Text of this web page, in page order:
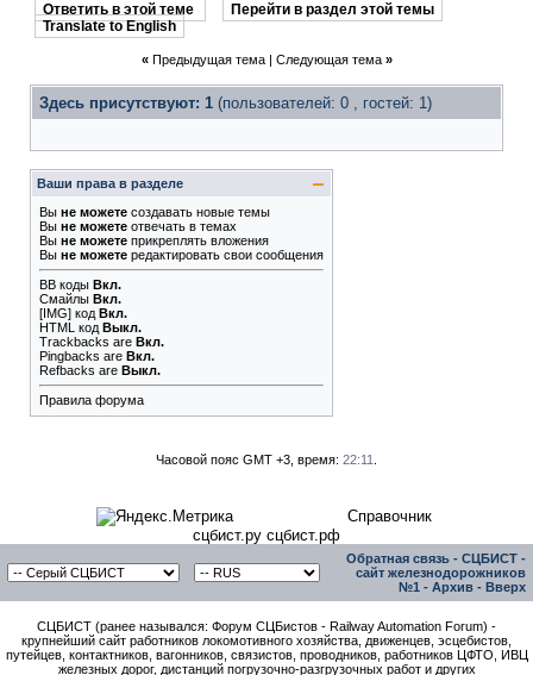
Ответить в этой теме
Перейти в раздел этой темы
Translate to English
« Предыдущая тема| Следующая тема »
Здесь присутствуют: 1 (пользователей: 0 , гостей: 1)
Ваши права в разделе
Вы не можете создавать новые темы
Вы не можете отвечать в темах
Вы не можете прикреплять вложения
Вы не можете редактировать свои сообщения
BB коды Вкл.
Смайлы Вкл.
[IMG] код Вкл.
HTML код Выкл.
Trackbacks are Вкл.
Pingbacks are Вкл.
Refbacks are Выкл.
Правила форума
Часовой пояс GMT +3, время: 22:11
Справочник
сцбист.ру сцбист.рф
Обратная связь - СЦБИСТ -
сайт железнодорожников
№1 - Архив - Вверх
СЦБИСТ (ранее назывался: Форум СЦБистов - Railway Automation Forum) -
крупнейший сайт работников локомотивного хозяйства, движенцев, эсцебистов,
путейцев, контактников, вагонников, связистов, проводников, работников ЦФТО, ИВЦ
железных дорог, дистанций погрузочно-разгрузочных работ и других